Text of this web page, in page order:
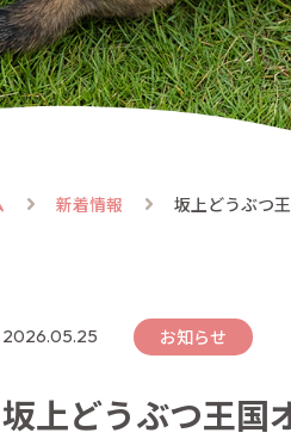
新着情報 坂上どうぶつ
2026.05.25 お知らせ
坂上どうぶつ王国